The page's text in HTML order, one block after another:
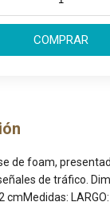
COMPRAR
de foam,
de tráfico.
cmMedidas: